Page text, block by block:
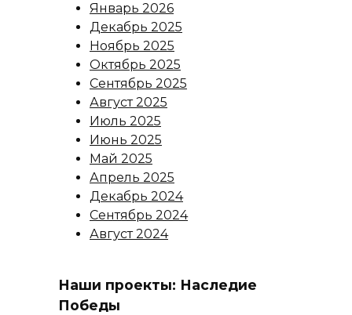
Январь 2026
Декабрь 2025
Ноябрь 2025
Октябрь 2025
Сентябрь 2025
Август 2025
Июль 2025
Июнь 2025
Май 2025
Апрель 2025
Декабрь 2024
Сентябрь 2024
Август 2024
Наши проекты: Наследие
Победы